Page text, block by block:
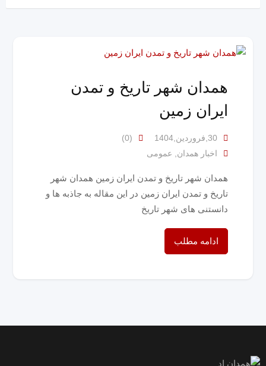
همدان شهر تاریخ و تمدن
ایران زمین
30,فروردین,1404 (0)
اخبار همدان عمومی
همدان شهر تاریخ و تمدن ایران زمین همدان شهر
تاریخ و تمدن ایران زمین در این مقاله به جاذبه ها و
دانستنی های شهر تاریخ
ادامه مطلب